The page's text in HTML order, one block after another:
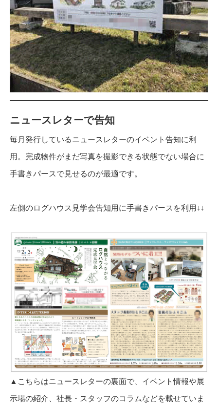
ニュースレターで告知
毎月発行しているニュースレターのイベント告知に利
用。完成物件がまだ写真を撮影できる状態でない場合に
手書きパースで見せるのが最適です。
左側のログハウス見学会告知用に手書きパースを利用↓↓
▲こちらはニュースレターの裏面で、イベント情報や展
示場の紹介、社長・スタッフのコラムなどを載せていま